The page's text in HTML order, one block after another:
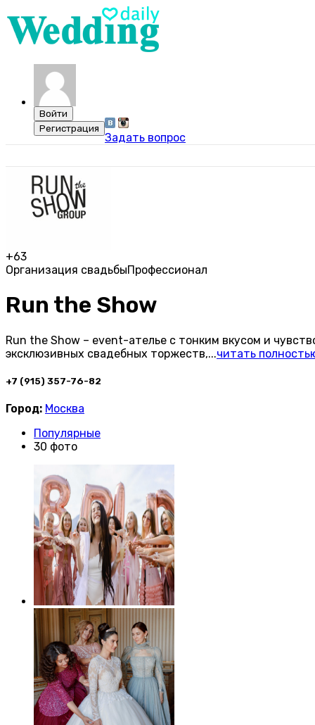
Задать вопрос
+63
Организация свадьбыПрофессионал
Run the Show
Run the Show – event-ателье с тонким вкусом и
эксклюзивных свадебных торжеств,...читать
+7 (915) 357-76-82
Город: Москва
Популярные
30 фото